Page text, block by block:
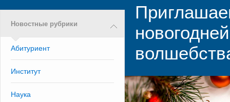
Новостные рубрики
Абитуриент
Институт
Наука